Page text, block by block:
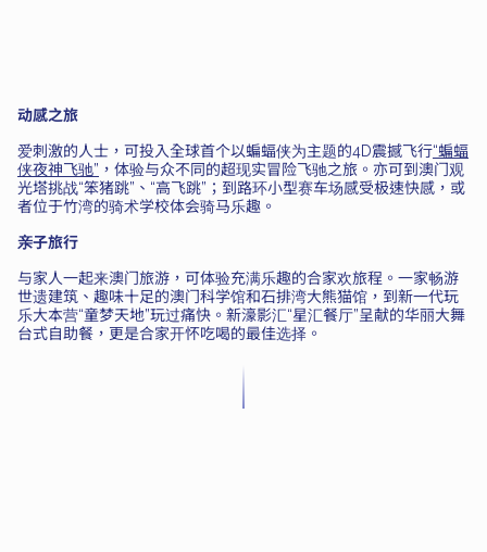
动感之旅
爱刺激的人士，可投入全球首个以蝙蝠侠为主题的4D震撼飞行“蝙蝠
侠夜神飞驰” ，体验与众不同的超现实冒险飞驰之旅。亦可到澳门观
光塔挑战“笨猪跳”、“高飞跳”；到路环小型赛车场感受极速快感，或
者位于竹湾的骑术学校体会骑马乐趣。
亲子旅行
与家人一起来澳门旅游，可体验充满乐趣的合家欢旅程。一家畅游
世遗建筑、趣味十足的澳门科学馆和石排湾大熊猫馆，到新一代玩
乐大本营“童梦天地”玩过痛快。新濠影汇“星汇餐厅”呈献的华丽大舞
台式自助餐，更是合家开怀吃喝的最佳选择。